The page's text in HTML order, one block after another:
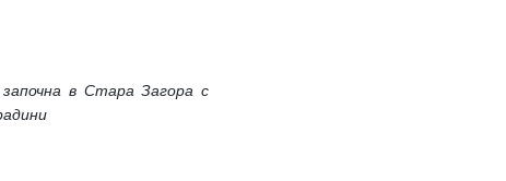
в Стара Загора с